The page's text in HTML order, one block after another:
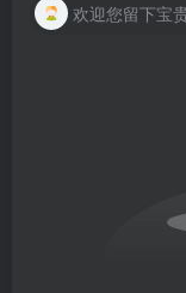
欢迎您留下宝